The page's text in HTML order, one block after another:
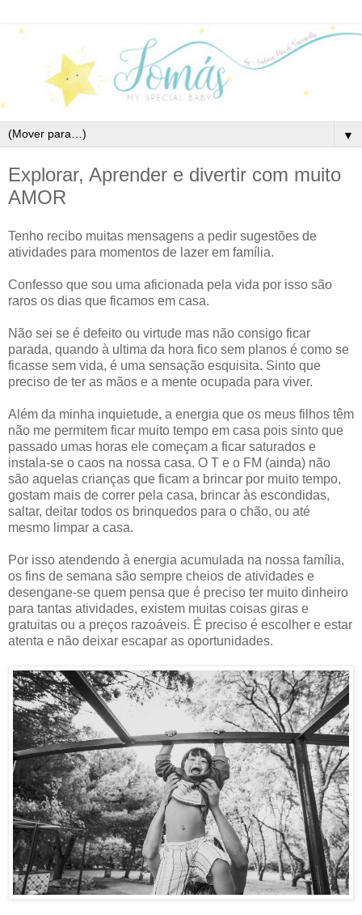
▼
Explorar, Aprender e divertir com muito
AMOR
Tenho recibo muitas mensagens a pedir sugestões de
atividades para momentos de lazer em família.
Confesso que sou uma aficionada pela vida por isso são
raros os dias que ficamos em casa.
Não sei se é defeito ou virtude mas não consigo ficar
parada, quando à ultima da hora fico sem planos é como se
ficasse sem vida, é uma sensação esquisita. Sinto que
preciso de ter as mãos e a mente ocupada para viver.
Além da minha inquietude, a energia que os meus filhos têm
não me permitem ficar muito tempo em casa pois sinto que
passado umas horas ele começam a ficar saturados e
instala-se o caos na nossa casa. O T e o FM (ainda) não
são aquelas crianças que ficam a brincar por muito tempo,
gostam mais de correr pela casa, brincar às escondidas,
saltar, deitar todos os brinquedos para o chão, ou até
mesmo limpar a casa.
Por isso atendendo à energia acumulada na nossa família,
os fins de semana são sempre cheios de atividades e
desengane-se quem pensa que é preciso ter muito dinheiro
para tantas atividades, existem muitas coisas giras e
gratuitas ou a preços razoáveis. É preciso é escolher e estar
atenta e não deixar escapar as oportunidades.